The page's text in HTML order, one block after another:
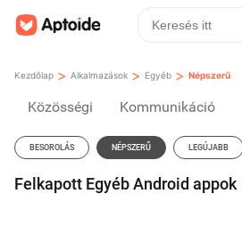
Kezdőlap > Alkalmazások > Egyéb > Népszerű
Közösségi Kommunikáció
BESOROLÁS NÉPSZERŰ LEGÚJABB
Felkapott Egyéb Android appok